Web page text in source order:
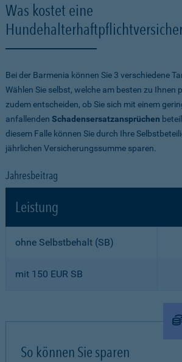
Was kostet eine
Bei der Barmenia können Sie 3 verschiedene
Wählen Sie selbst, welche am besten zu Ihnen
zudem entscheiden, ob Sie sich mit einem
anfallenden Schadensersatzansprüchen
diesem Falle können Sie durch Ihre
jährlichen Versicherungssumme sparen.
Jahresbeitrag
Leistung
ohne Selbstbehalt (SB)
mit 150 EUR SB
So können Sie sparen